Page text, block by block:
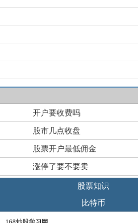
开户要收费吗
股市几点收盘
股票开户最低佣金
涨停了要不要卖
股票知识
比特币